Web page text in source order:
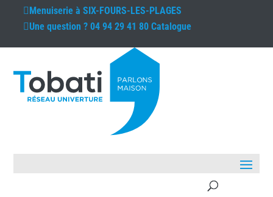
Menuiserie àSIX-FOURS-LES-PLAGES
Une question ?04 94 29 41 80 Catalogue